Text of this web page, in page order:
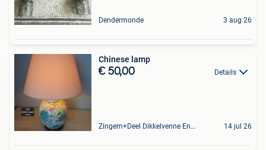
Dendermonde 3 aug 26
Chinese lamp
€ 50,00 Details
Zingem+Deel Dikkelvenne En Nederzwalm-Hermelgem 14 jul 26